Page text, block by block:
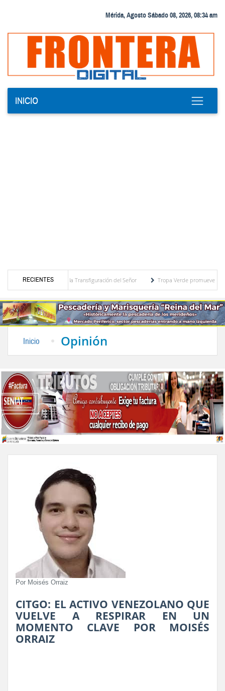
Mérida, Agosto Sábado 08, 2026, 08:34 am
INICIO
RECIENTES
en la fiesta de la Transfiguración del Señor
Tropa Verde promueve la
Inicio Opinión
Por Moisés Orraiz
CITGO: EL ACTIVO VENEZOLANO QUE
VUELVE A RESPIRAR EN UN
MOMENTO CLAVE POR MOISÉS
ORRAIZ